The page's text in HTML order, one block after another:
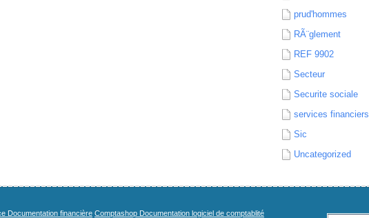
prud'hommes
RÃ¨glement
REF 9902
Secteur
Securite sociale
services financiers
Sic
Uncategorized
Documentation financière Comptashop Documentation logiciel de comptablité